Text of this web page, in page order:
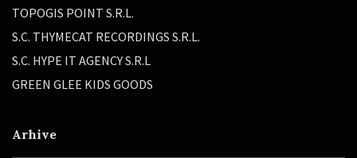
TOPOGIS POINT S.R.L.
S.C. THYMECAT RECORDINGS S.R.L.
S.C. HYPE IT AGENCY S.R.L
GREEN GLEE KIDS GOODS
Arhive